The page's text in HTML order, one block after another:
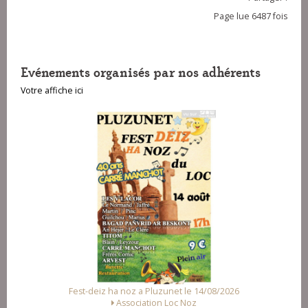
Page lue 6487 fois
Evénements organisés par nos adhérents
Votre affiche ici
le 14/08/2026
Fest Noz a Arzal le 15/08/2026
Alliance des Associations